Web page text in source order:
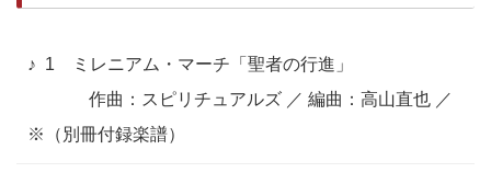
1 ミレニアム・マーチ「聖者の行進」
作曲：スピリチュアルズ ／ 編曲：高山直也 ／
※（別冊付録楽譜）